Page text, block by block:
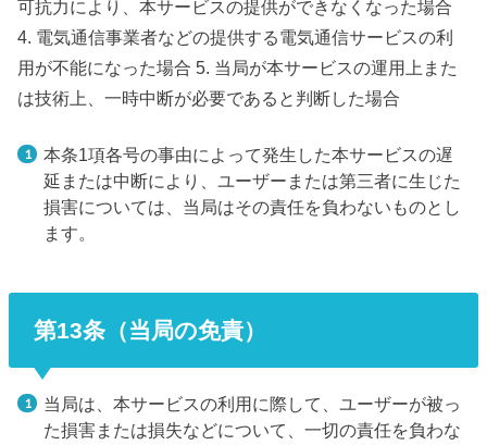
可抗力により、本サービスの提供ができなくなった場合
4. 電気通信事業者などの提供する電気通信サービスの利
用が不能になった場合 5. 当局が本サービスの運用上また
は技術上、一時中断が必要であると判断した場合
本条1項各号の事由によって発生した本サービスの遅
延または中断により、ユーザーまたは第三者に生じた
損害については、当局はその責任を負わないものとし
ます。
第13条（当局の免責）
当局は、本サービスの利用に際して、ユーザーが被っ
た損害または損失などについて、一切の責任を負わな